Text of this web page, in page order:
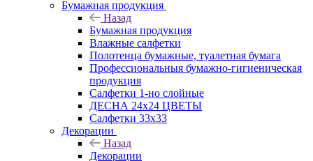
Бумажная продукция
Назад
Бумажная продукция
Влажные салфетки
Полотенца бумажные, туалетная бумага
Профессиональныя бумажно-гигиеническая
продукция
Салфетки 1-но слойные
ДЕСНА 24х24 ЦВЕТЫ
Салфетки 33х33
Декорации
Назад
Декорации